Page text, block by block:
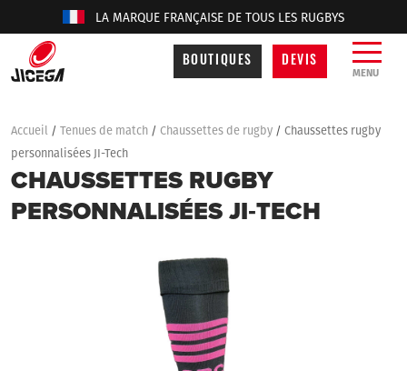
LA MARQUE FRANÇAISE DE TOUS LES RUGBYS
BOUTIQUES DEVIS
MENU
Accueil / Tenues de match / Chaussettes de rugby / Chaussettes rugby
personnalisées JI-Tech
CHAUSSETTES RUGBY
PERSONNALISÉES JI‑TECH